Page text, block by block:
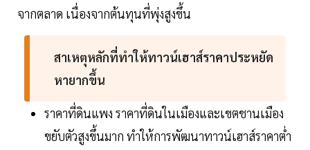
จากตลาด เนื่องจากต้นทุนที่พุ่งสูงขึ้น
สาเหตุหลักที่ทำให้ทาวน์เฮาส์ราคาประหยัด
หายากขึ้น
ราคาที่ดินแพง ราคาที่ดินในเมืองและเขตชานเมือง
ขยับตัวสูงขึ้นมาก ทำให้การพัฒนาทาวน์เฮาส์ราคาต่ำ